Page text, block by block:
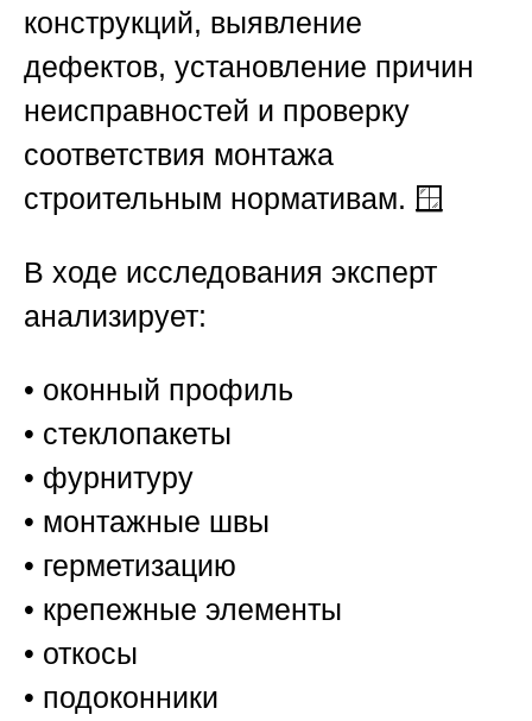
конструкций, выявление
дефектов, установление причин
неисправностей и проверку
соответствия монтажа
строительным нормативам. 🪟
В ходе исследования эксперт
анализирует:
• оконный профиль
• стеклопакеты
• фурнитуру
• монтажные швы
• герметизацию
• крепежные элементы
• откосы
• подоконники